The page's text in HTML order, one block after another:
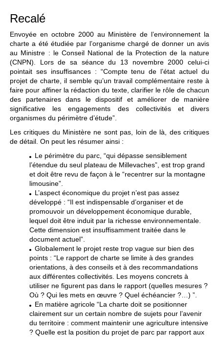
Recalé
Envoyée en octobre 2000 au Ministère de l’environnement la
charte a été étudiée par l’organisme chargé de donner un avis
au Ministre : le Conseil National de la Protection de la nature
(CNPN). Lors de sa séance du 13 novembre 2000 celui-ci
pointait ses insuffisances : “Compte tenu de l’état actuel du
projet de charte, il semble qu’un travail complémentaire reste à
faire pour affiner la rédaction du texte, clarifier le rôle de chacun
des partenaires dans le dispositif et améliorer de manière
significative les engagements des collectivités et divers
organismes du périmètre d’étude”.
Les critiques du Ministère ne sont pas, loin de là, des critiques
de détail. On peut les résumer ainsi :
Le périmètre du parc, “qui dépasse sensiblement
l’étendue du seul plateau de Millevaches”, est trop grand
et doit être revu de façon à le “recentrer sur la montagne
limousine”.
L’aspect économique du projet n’est pas assez
développé : “Il est indispensable d’organiser et de
promouvoir un développement économique durable,
lequel doit être induit par la richesse environnementale.
Cette dimension est insuffisamment traitée dans le
document actuel”.
Globalement le projet reste trop vague sur bien des
points : “Le rapport de charte se limite à des grandes
orientations, à des conseils et à des recommandations
aux différentes collectivités. Les moyens concrets à
utiliser ne figurent pas dans le rapport (quelles mesures ?
Où ? Qui les mets en œuvre ? Quel échéancier ?…) ”.
En matière agricole “La charte doit se positionner
clairement sur un certain nombre de sujets pour l’avenir
du territoire : comment maintenir une agriculture intensive
? Quelle est la position du projet de parc par rapport aux